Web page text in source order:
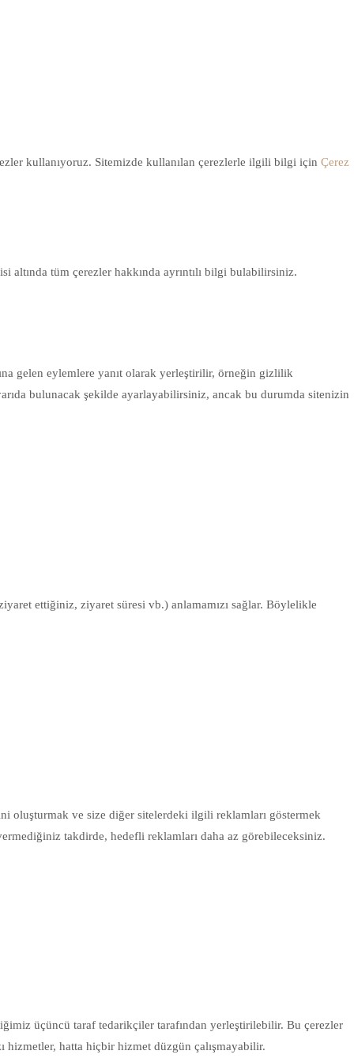
kullanıyoruz. Sitemizde kullanılan çerezlerle ilgili bilgi için Çerez
tüm çerezler hakkında ayrıntılı bilgi bulabilirsiniz.
gelen eylemlere yanıt olarak yerleştirilir, örneğin gizlilik
bulunacak şekilde ayarlayabilirsiniz, ancak bu durumda sitenizin
ettiğiniz, ziyaret süresi vb.) anlamamızı sağlar. Böylelikle
oluşturmak ve size diğer sitelerdeki ilgili reklamları göstermek
takdirde, hedefli reklamları daha az görebileceksiniz.
üçüncü taraf tedarikçiler tarafından yerleştirilebilir. Bu çerezler
hatta hiçbir hizmet düzgün çalışmayabilir.